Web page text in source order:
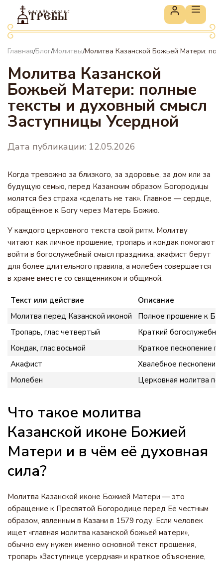
онлайн сервис
ТРЕБЫ
Главная/Блог/Молитвы/Молитва Казанской Божьей Матери:
Молитва Казанской
Божьей Матери: полные
тексты и духовный смысл
Заступницы Усердной
Дата публикации: 12.05.2026
Когда тревожно за близкого, за здоровье, за дом или за
будущую семью, перед Казанским образом Богородицы
молятся без страха «сделать не так». Главное — сердце,
обращённое к Богу через Матерь Божию.
У каждого церковного текста свой ритм. Молитву
читают как личное прошение, тропарь и кондак помогают
войти в богослужебный смысл праздника, акафист берут
для более длительного правила, а молебен совершается
в храме вместе со священником и общиной.
Текст или действие
Описание
Молитва перед Казанской иконой
Полное прошение к
Тропарь, глас четвертый
Краткий
Кондак, глас восьмой
Краткое песнопение
Акафист
Хвалебное песнопение
Молебен
Церковная молитва
Что такое молитва
Казанской иконе Божией
Матери и в чём её духовная
сила?
Молитва Казанской иконе Божией Матери — это
обращение к Пресвятой Богородице перед Её честным
образом, явленным в Казани в 1579 году. Если человек
ищет «главная молитва казанской божьей матери»,
обычно ему нужен именно основной текст прошения,
тропарь «Заступнице усердная» и краткое объяснение,